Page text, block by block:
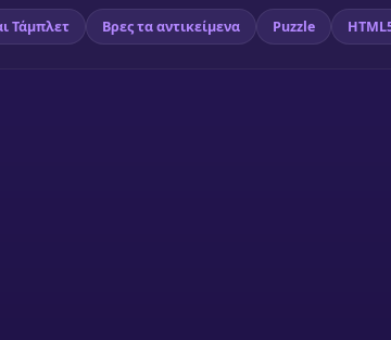
Τάμπλετ Βρες τα αντικείμενα Puzzle